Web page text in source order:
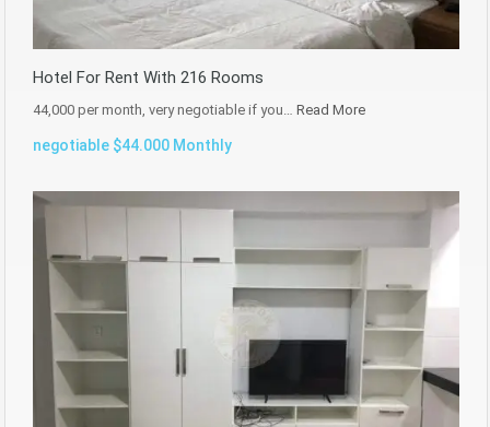
Hotel For Rent With 216 Rooms
44,000 per month, very negotiable if you… Read More
negotiable $44.000 Monthly